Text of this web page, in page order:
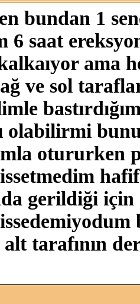
bundan 1
6 saat
ama
ve sol
olabilirmi
otururken
hafif
gerildiği
alt tarafının